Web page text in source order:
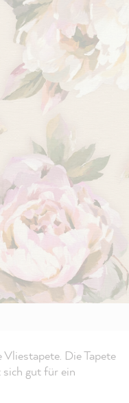
Die Tapete
gut für ein